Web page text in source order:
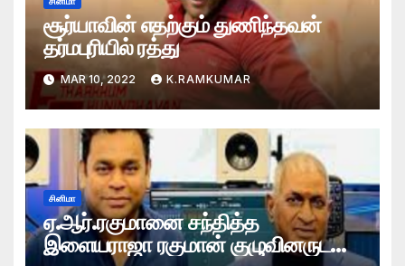
சூர்யாவின் எதற்கும் துணிந்தவன்
தர்மபுரியில் ரத்து
MAR 10, 2022 K.RAMKUMAR
சினிமா
ஏ.ஆர்.ரகுமானை சந்தித்த
இளையராஜா ரகுமான் குழுவினருடன்